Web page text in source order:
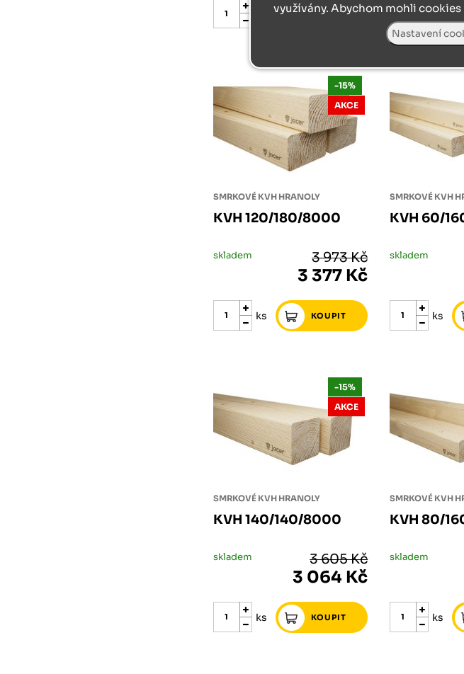
ks
SMRKOVÉ KVH HRANOLY
KVH 120/180/8000
-15%
AKCE
skladem 3 973 Kč
3 377 Kč
ks
SMRKOVÉ KVH
KVH 60/
skladem
ks
SMRKOVÉ KVH HRANOLY
KVH 140/140/8000
-15%
AKCE
skladem 3 605 Kč
3 064 Kč
ks
SMRKOVÉ KVH
KVH 80/
skladem
ks
využívány. Abychom mohli